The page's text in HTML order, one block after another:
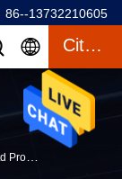
86--13732210605
Citation